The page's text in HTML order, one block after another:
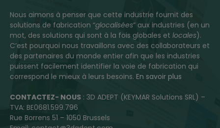
Nous aimons à penser que cette industrie fournit des
solutions de fabrication “glocalisées” aux industries (en un
mot, des solutions qui sont à la fois globales et locales).
C’est pourquoi nous travaillons avec des collaborateurs et
des partenaires du monde entier afin que les industries
puissent facilement identifier la voie de fabrication qui
correspond le mieux à leurs besoins. En savoir plus
CONTACTEZ- NOUS : 3D ADEPT (KEYMAR Solutions SRL) –
TVA: BE0681.599.796
Rue Borrens 51 – 1050 Brussels